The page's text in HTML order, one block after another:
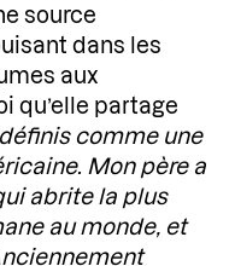
source
dans les
aux
qu’elle partage
définis comme une
Mon père a
abrite la plus
au monde, et